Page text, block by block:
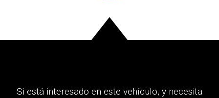
Si está interesado en este vehículo, y necesita